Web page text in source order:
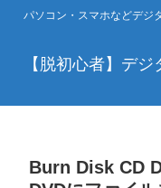
パソコン・スマホなどデジ
【脱初心者】デ
Burn Disk CD